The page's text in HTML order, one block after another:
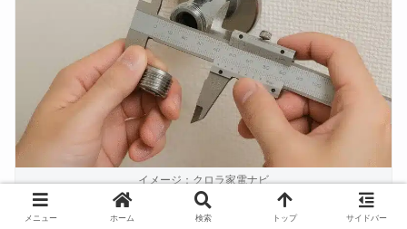
イメージ：クロラ家電ナビ
メニュー ホーム 検索 トップ サイドバー